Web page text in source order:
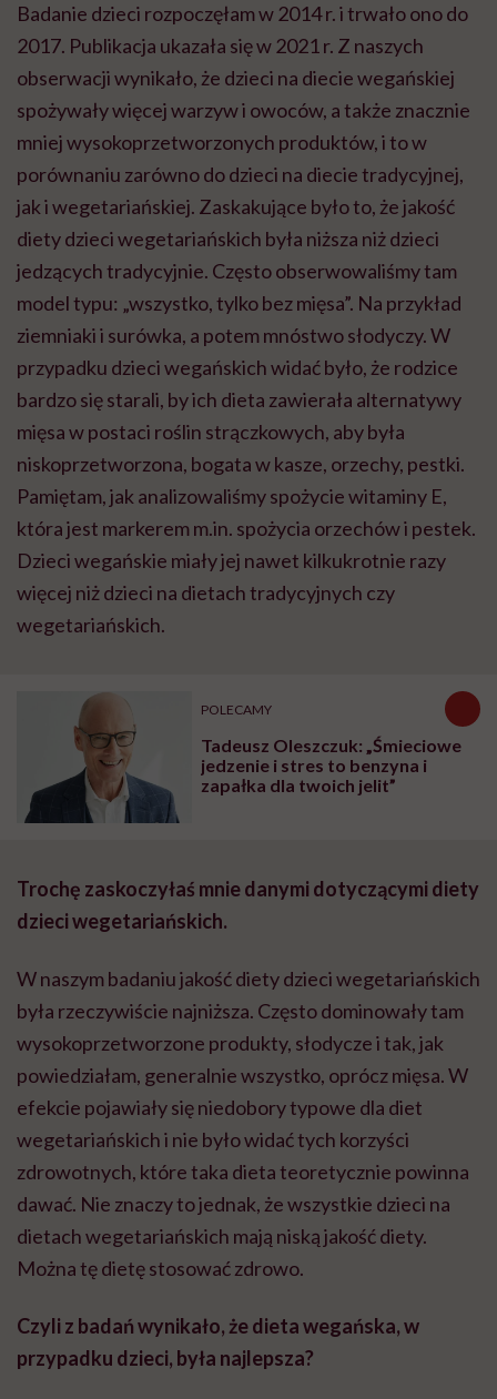
Badanie dzieci rozpoczęłam w 2014 r. i trwało ono do
2017. Publikacja ukazała się w 2021 r. Z naszych
obserwacji wynikało, że dzieci na diecie wegańskiej
spożywały więcej warzyw i owoców, a także znacznie
mniej wysokoprzetworzonych produktów, i to w
porównaniu zarówno do dzieci na diecie tradycyjnej,
jak i wegetariańskiej. Zaskakujące było to, że jakość
diety dzieci wegetariańskich była niższa niż dzieci
jedzących tradycyjnie. Często obserwowaliśmy tam
model typu: „wszystko, tylko bez mięsa”. Na przykład
ziemniaki i surówka, a potem mnóstwo słodyczy. W
przypadku dzieci wegańskich widać było, że rodzice
bardzo się starali, by ich dieta zawierała alternatywy
mięsa w postaci roślin strączkowych, aby była
niskoprzetworzona, bogata w kasze, orzechy, pestki.
Pamiętam, jak analizowaliśmy spożycie witaminy E,
która jest markerem m.in. spożycia orzechów i pestek.
Dzieci wegańskie miały jej nawet kilkukrotnie razy
więcej niż dzieci na dietach tradycyjnych czy
wegetariańskich.
POLECAMY
Tadeusz Oleszczuk: „Śmieciowe
jedzenie i stres to benzyna i
zapałka dla twoich jelit”
Trochę zaskoczyłaś mnie danymi dotyczącymi diety
dzieci wegetariańskich.
W naszym badaniu jakość diety dzieci wegetariańskich
była rzeczywiście najniższa. Często dominowały tam
wysokoprzetworzone produkty, słodycze i tak, jak
powiedziałam, generalnie wszystko, oprócz mięsa. W
efekcie pojawiały się niedobory typowe dla diet
wegetariańskich i nie było widać tych korzyści
zdrowotnych, które taka dieta teoretycznie powinna
dawać. Nie znaczy to jednak, że wszystkie dzieci na
dietach wegetariańskich mają niską jakość diety.
Można tę dietę stosować zdrowo.
Czyli z badań wynikało, że dieta wegańska, w
przypadku dzieci, była najlepsza?